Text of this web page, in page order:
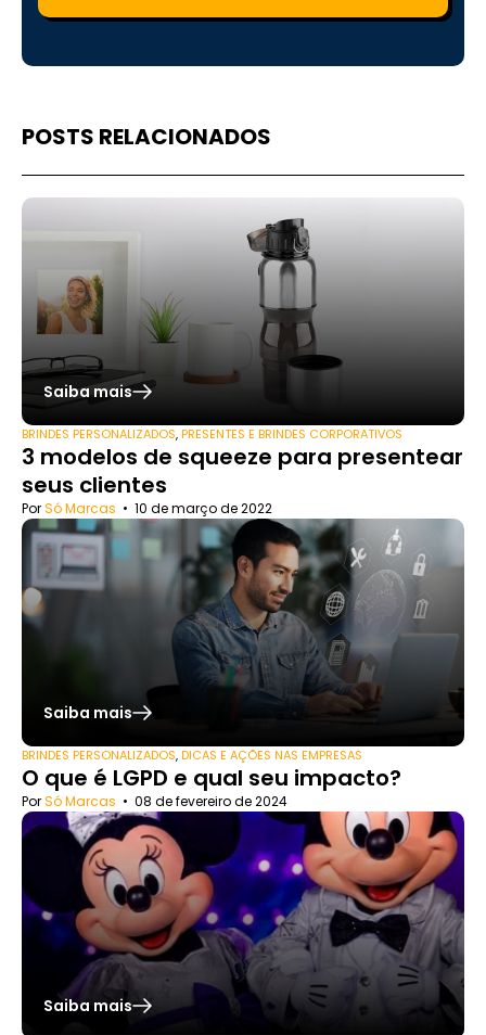
POSTS RELACIONADOS
Saiba mais
BRINDES PERSONALIZADOS,PRESENTES E BRINDES CORPORATIVOS
3 modelos de squeeze para presentear
seus clientes
PorSó Marcas • 10 de março de 2022
Saiba mais
BRINDES PERSONALIZADOS,DICAS E AÇÕES NAS EMPRESAS
O que é LGPD e qual seu impacto?
PorSó Marcas • 08 de fevereiro de 2024
Saiba mais